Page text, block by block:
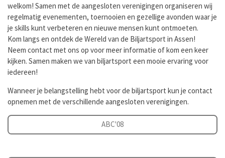
welkom! Samen met de aangesloten verenigingen organiseren wij
regelmatig evenementen, toernooien en gezellige avonden waar je
je skills kunt verbeteren en nieuwe mensen kunt ontmoeten.
Kom langs en ontdek de Wereld van de Biljartsport in Assen!
Neem contact met ons op voor meer informatie of kom een keer
kijken. Samen maken we van biljartsport een mooie ervaring voor
iedereen!
Wanneer je belangstelling hebt voor de biljartsport kun je contact
opnemen met de verschillende aangesloten verenigingen.
ABC'08